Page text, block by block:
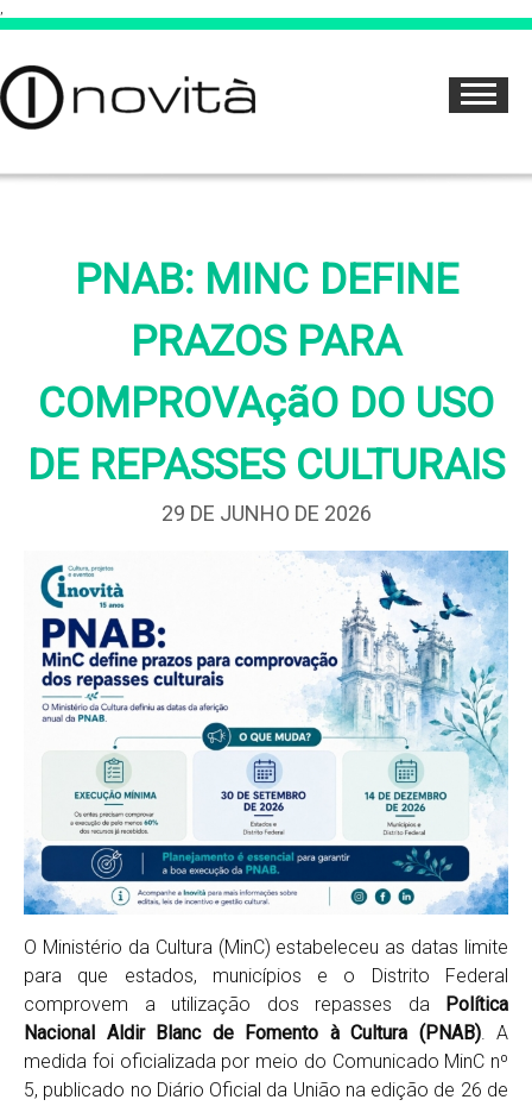
PNAB: MINC DEFINE
PRAZOS PARA
COMPROVAçãO DO USO
DE REPASSES CULTURAIS
29 DE JUNHO DE 2026
O Ministério da Cultura (MinC) estabeleceu as datas limite
para que estados, municípios e o Distrito Federal
comprovem a utilização dos repasses daPolítica
Nacional Aldir Blanc de Fomento à Cultura (PNAB). A
medida foi oficializada por meio do Comunicado MinC nº
5, publicado no Diário Oficial da União na edição de 26 de